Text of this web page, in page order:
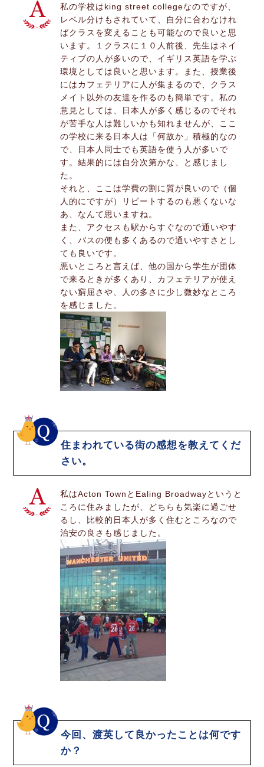
私の学校はking street collegeなのですが、
レベル分けもされていて、自分に合わなけれ
ばクラスを変えることも可能なので良いと思
います。１クラスに１０人前後、先生はネイ
ティブの人が多いので、イギリス英語を学ぶ
環境としては良いと思います。また、授業後
にはカフェテリアに人が集まるので、クラス
メイト以外の友達を作るのも簡単です。私の
意見としては、日本人が多く感じるのでそれ
が苦手な人は難しいかも知れませんが、ここ
の学校に来る日本人は「何故か」積極的なの
で、日本人同士でも英語を使う人が多いで
す。結果的には自分次第かな、と感じまし
た。
それと、ここは学費の割に質が良いので（個
人的にですが）リピートするのも悪くないな
あ、なんて思いますね。
また、アクセスも駅からすぐなので通いやす
く、バスの便も多くあるので通いやすさとし
ても良いです。
悪いところと言えば、他の国から学生が団体
で来るときが多くあり、カフェテリアが使え
ない窮屈さや、人の多さに少し微妙なところ
を感じました。
住まわれている街の感想を教えてくだ
さい。
私はActon TownとEaling Broadwayというと
ころに住みましたが、どちらも気楽に過ごせ
るし、比較的日本人が多く住むところなので
治安の良さも感じました。
今回、渡英して良かったことは何です
か？